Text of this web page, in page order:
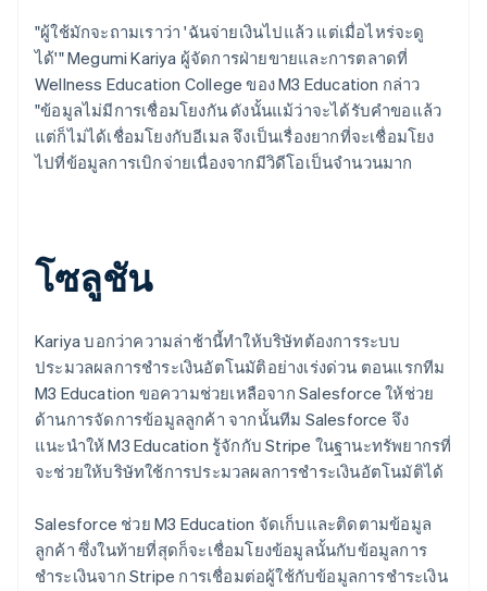
"ผู้ใช้มักจะถามเราว่า 'ฉันจ่ายเงินไปแล้ว แต่เมื่อไหร่จะดู
ได้'" Megumi Kariya ผู้จัดการฝ่ายขายและการตลาดที่
Wellness Education College ของ M3 Education กล่าว
"ข้อมูลไม่มีการเชื่อมโยงกัน ดังนั้นแม้ว่าจะได้รับคำขอแล้ว
แต่ก็ไม่ได้เชื่อมโยงกับอีเมล จึงเป็นเรื่องยากที่จะเชื่อมโยง
ไปที่ข้อมูลการเบิกจ่ายเนื่องจากมีวิดีโอเป็นจำนวนมาก
โซลูชัน
Kariya บอกว่าความล่าช้านี้ทำให้บริษัทต้องการระบบ
ประมวลผลการชำระเงินอัตโนมัติอย่างเร่งด่วน ตอนแรกทีม
M3 Education ขอความช่วยเหลือจาก Salesforce ให้ช่วย
ด้านการจัดการข้อมูลลูกค้า จากนั้นทีม Salesforce จึง
แนะนำให้ M3 Education รู้จักกับ Stripe ในฐานะทรัพยากรที่
จะช่วยให้บริษัทใช้การประมวลผลการชำระเงินอัตโนมัติได้
Salesforce ช่วย M3 Education จัดเก็บและติดตามข้อมูล
ลูกค้า ซึ่งในท้ายที่สุดก็จะเชื่อมโยงข้อมูลนั้นกับข้อมูลการ
ชำระเงินจาก Stripe การเชื่อมต่อผู้ใช้กับข้อมูลการชำระเงิน